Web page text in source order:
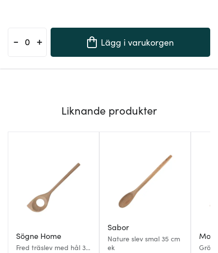
- + Lägg i varukorgen
Liknande produkter
Sögne Home
Fred träslev med hål 30
Sabor
Nature slev smal 35 cm
ek